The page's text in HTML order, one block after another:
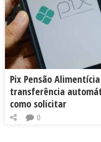
Pix Pensão
transferência
como solicitar
0